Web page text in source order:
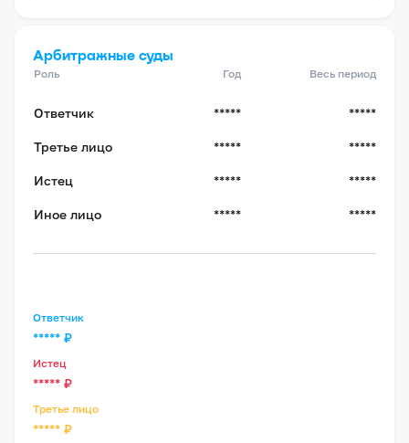
Арбитражные суды
Роль Год Весь период
Ответчик ***** *****
Третье лицо ***** *****
Истец ***** *****
Иное лицо ***** *****
Ответчик
***** ₽
Истец
***** ₽
Третье лицо
***** ₽